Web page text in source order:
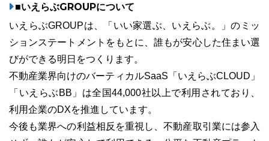
■いえらぶGROUPについて
いえらぶGROUPは、「いい家選ぶ、いえらぶ。」のミッ
ションステートメントをもとに、誰もが安心した住まい選
びができる明日をつくります。
不動産業界向けのバーティカルSaaS「いえらぶCLOUD」
「いえらぶBB」は全国44,000社以上で利用されており、
利用企業のDXを推進しています。
今後も業界への利益相反を重視し、不動産取引業には参入